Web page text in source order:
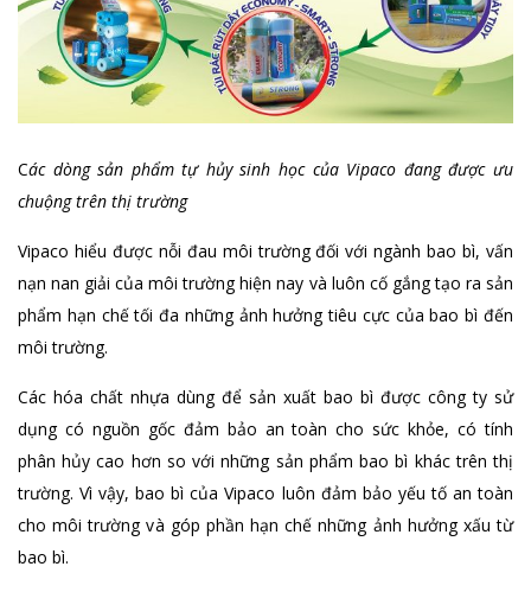
Các dòng sản phẩm tự hủy sinh học của Vipaco đang được ưu
chuộng trên thị trường
Vipaco hiểu được nỗi đau môi trường đối với ngành bao bì, vấn
nạn nan giải của môi trường hiện nay và luôn cố gắng tạo ra sản
phẩm hạn chế tối đa những ảnh hưởng tiêu cực của bao bì đến
môi trường.
Các hóa chất nhựa dùng để sản xuất bao bì được công ty sử
dụng có nguồn gốc đảm bảo an toàn cho sức khỏe, có tính
phân hủy cao hơn so với những sản phẩm bao bì khác trên thị
trường. Vì vậy, bao bì của Vipaco luôn đảm bảo yếu tố an toàn
cho môi trường và góp phần hạn chế những ảnh hưởng xấu từ
bao bì.